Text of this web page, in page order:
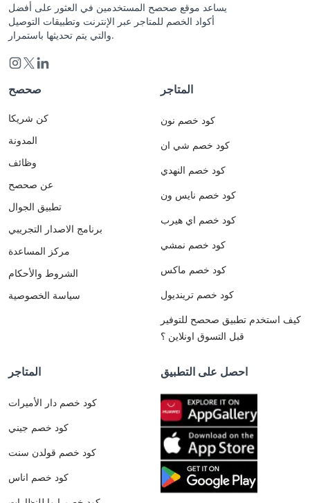
يساعد موقع صحصح المستخدمين في العثور على أفضل
أكواد الخصم للمتاجر عبر الإنترنت وتطبيقات التوصيل
والتي يتم تحديثها باستمرار.
صحصح
كن شريكا
المدونة
وظائف
عن صحصح
تطبيق الجوال
برنامج الاصدار التجريبي
مركز المساعدة
الشروط والأحكام
سياسة الخصوصية
المتاجر
كود خصم نون
كود خصم شي ان
كود خصم النهدي
كود خصم نايس ون
كود خصم اي هيرب
كود خصم نمشي
كود خصم ماكس
كود خصم ترينديول
كيف استخدم تطبيق صحصح للتوفير
قبل التسوق اونلاين ؟
المتاجر
كود خصم دار الأميرات
كود خصم جيني
كود خصم قولدن سنت
كود خصم اناس
احصل على التطبيق